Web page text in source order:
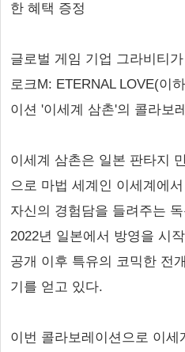
한 혜택 증정
글로벌 게임 기업 그라비티
로크M: ETERNAL LOVE(이
이션 '이세계 삼촌'의 콜라보
이세계 삼촌은 일본 판타지
으로 마법 세계인 이세계에
자신의 경험담을 들려주는
2022년 일본에서 방영을 시
공개 이후 특유의 코믹한 전
기를 얻고 있다.
이번 콜라보레이션으로 이세